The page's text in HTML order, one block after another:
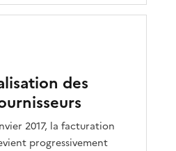
des
2017, la facturation
progressivement